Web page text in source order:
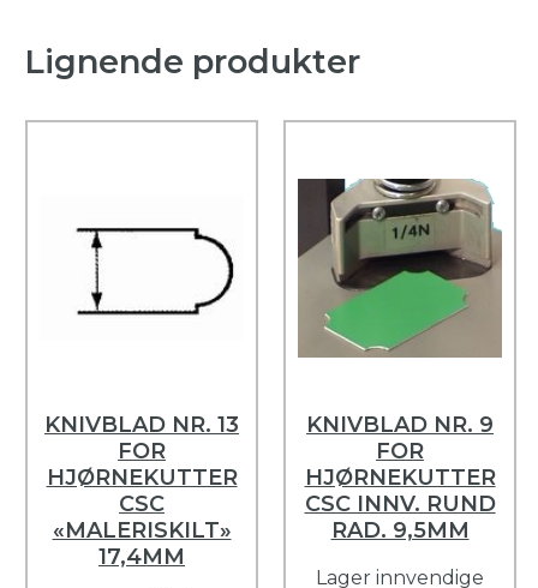
Lignende produkter
KNIVBLAD NR. 13
FOR
HJØRNEKUTTER
CSC
«MALERISKILT»
17,4MM
KNIVBLAD NR. 9
FOR
HJØRNEKUTTER
CSC INNV. RUND
RAD. 9,5MM
Lager innvendige